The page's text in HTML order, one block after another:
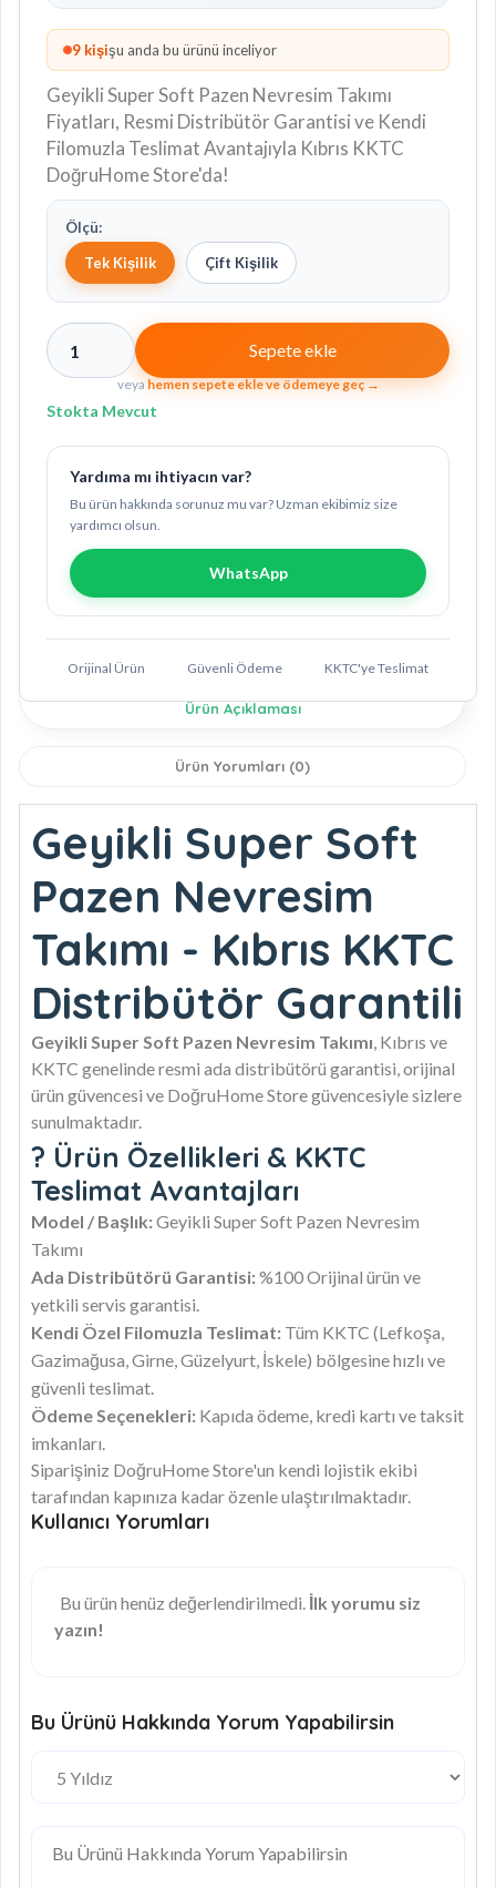
10kişişu anda bu ürünü inceliyor
Geyikli Super Soft Pazen Nevresim Takımı
Fiyatları, Resmi Distribütör Garantisi ve Kendi
Filomuzla Teslimat Avantajıyla Kıbrıs KKTC
DoğruHome Store'da!
Ölçü:
Tek Kişilik
Çift Kişilik
1 Sepete ekle
veya hemen sepete ekle ve ödemeye geç →
Stokta Mevcut
Yardıma mı ihtiyacın var?
Bu ürün hakkında sorunuz mu var? Uzman ekibimiz size
yardımcı olsun.
WhatsApp
Orijinal Ürün Güvenli Ödeme KKTC'ye Teslimat
Ürün Açıklaması
Ürün Yorumları (0)
Geyikli Super Soft
Pazen Nevresim
Takımı - Kıbrıs KKTC
Distribütör Garantili
Geyikli Super Soft Pazen Nevresim Takımı, Kıbrıs ve
KKTC genelinde resmi ada distribütörü garantisi, orijinal
ürün güvencesi ve DoğruHome Store güvencesiyle sizlere
sunulmaktadır.
? Ürün Özellikleri & KKTC
Teslimat Avantajları
Model / Başlık:Geyikli Super Soft Pazen Nevresim
Takımı
Ada Distribütörü Garantisi:%100 Orijinal ürün ve
yetkili servis garantisi.
Kendi Özel Filomuzla Teslimat: Tüm KKTC (Lefkoşa,
Gazimağusa, Girne, Güzelyurt, İskele) bölgesine hızlı ve
güvenli teslimat.
Ödeme Seçenekleri: Kapıda ödeme, kredi kartı ve taksit
imkanları.
Siparişiniz DoğruHome Store'un kendi lojistik ekibi
tarafından kapınıza kadar özenle ulaştırılmaktadır.
Kullanıcı Yorumları
Bu ürün henüz değerlendirilmedi. İlk yorumu siz
yazın!
Bu Ürünü Hakkında Yorum Yapabilirsin